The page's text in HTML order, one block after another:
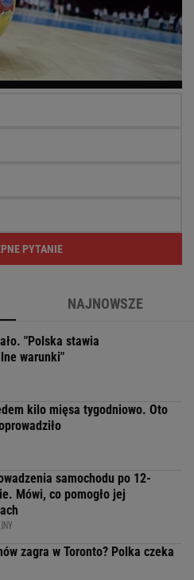
PYTANIE
NAJNOWSZE
"Polska stawia
warunki"
kilo mięsa tygodniowo. Oto
samochodu po 12-
Mówi, co pomogło jej
zagra w Toronto? Polka czeka